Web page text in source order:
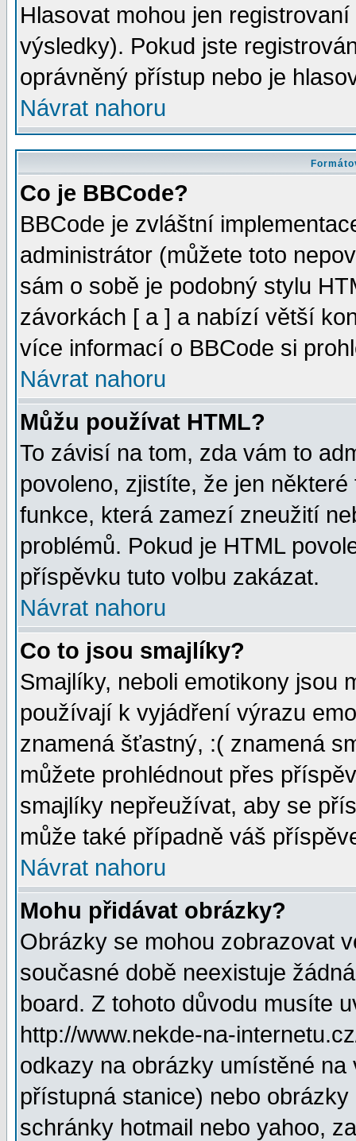
Hlasovat mohou jen
výsledky). Pokud jste
oprávněný přístup nebo je
Návrat nahoru
Co je BBCode?
BBCode je zvláštní
administrátor (můžete toto
sám o sobě je podobný stylu
závorkách [ a ] a nabízí větší
více informací o BBCode si
Návrat nahoru
Můžu používat HTML?
To závisí na tom, zda vám to
povoleno, zjistíte, že jen
funkce, která zamezí zneužití
problémů. Pokud je HTML
příspěvku tuto volbu zakázat.
Návrat nahoru
Co to jsou smajlíky?
Smajlíky, neboli emotikony jsou
používají k vyjádření výrazu
znamená šťastný, :( znamená
můžete prohlédnout přes
smajlíky nepřeužívat, aby se
může také případně váš
Návrat nahoru
Mohu přidávat obrázky?
Obrázky se mohou zobrazovat
současné době neexistuje
board. Z tohoto důvodu musíte
http://www.nekde-na-
odkazy na obrázky umístěné
přístupná stanice) nebo
schránky hotmail nebo yahoo,